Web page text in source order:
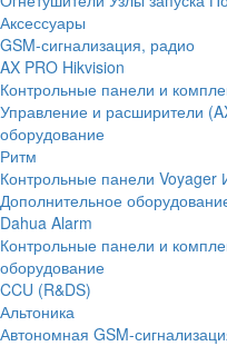
Аксессуары
GSM-сигнализация, радио
AX PRO Hikvision
Контрольные панели и
Управление и расширители
оборудование
Ритм
Контрольные панели Voyager
Дополнительное
Dahua Alarm
Контрольные панели и
оборудование
CCU (R&DS)
Альтоника
Автономная GSM-